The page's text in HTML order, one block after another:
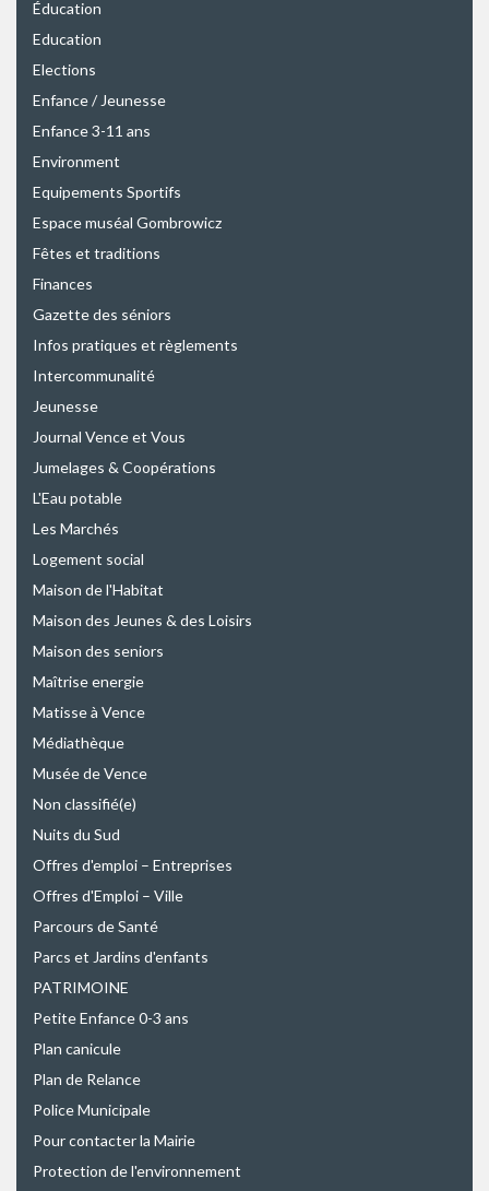
Éducation
Education
Elections
Enfance / Jeunesse
Enfance 3-11 ans
Environment
Equipements Sportifs
Espace muséal Gombrowicz
Fêtes et traditions
Finances
Gazette des séniors
Infos pratiques et règlements
Intercommunalité
Jeunesse
Journal Vence et Vous
Jumelages & Coopérations
L'Eau potable
Les Marchés
Logement social
Maison de l'Habitat
Maison des Jeunes & des Loisirs
Maison des seniors
Maîtrise energie
Matisse à Vence
Médiathèque
Musée de Vence
Non classifié(e)
Nuits du Sud
Offres d'emploi – Entreprises
Offres d'Emploi – Ville
Parcours de Santé
Parcs et Jardins d'enfants
PATRIMOINE
Petite Enfance 0-3 ans
Plan canicule
Plan de Relance
Police Municipale
Pour contacter la Mairie
Protection de l'environnement